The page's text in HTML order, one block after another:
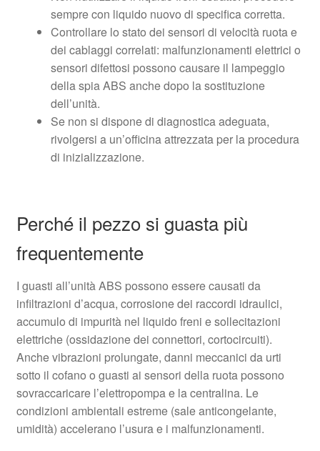
sempre con liquido nuovo di specifica corretta.
Controllare lo stato dei sensori di velocità ruota e
dei cablaggi correlati: malfunzionamenti elettrici o
sensori difettosi possono causare il lampeggio
della spia ABS anche dopo la sostituzione
dell’unità.
Se non si dispone di diagnostica adeguata,
rivolgersi a un’officina attrezzata per la procedura
di inizializzazione.
Perché il pezzo si guasta più
frequentemente
I guasti all’unità ABS possono essere causati da
infiltrazioni d’acqua, corrosione dei raccordi idraulici,
accumulo di impurità nel liquido freni e sollecitazioni
elettriche (ossidazione dei connettori, cortocircuiti).
Anche vibrazioni prolungate, danni meccanici da urti
sotto il cofano o guasti ai sensori della ruota possono
sovraccaricare l’elettropompa e la centralina. Le
condizioni ambientali estreme (sale anticongelante,
umidità) accelerano l’usura e i malfunzionamenti.